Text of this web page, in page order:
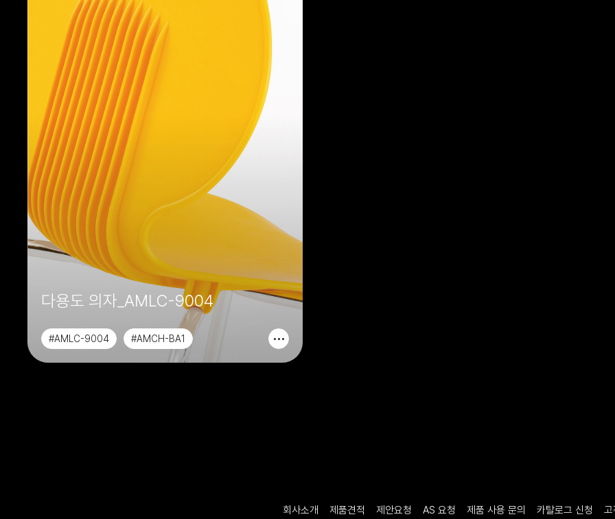
다용도 의자_AMLC-9004
#AMLC-9004
#AMCH-BA1
#CHAIR&SOFA
회사소개 제품견적 제안요청 AS 요청 제품 사용 문의 카탈로그 신청 고